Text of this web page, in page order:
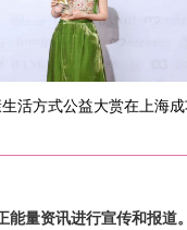
能量资讯进行宣传和报